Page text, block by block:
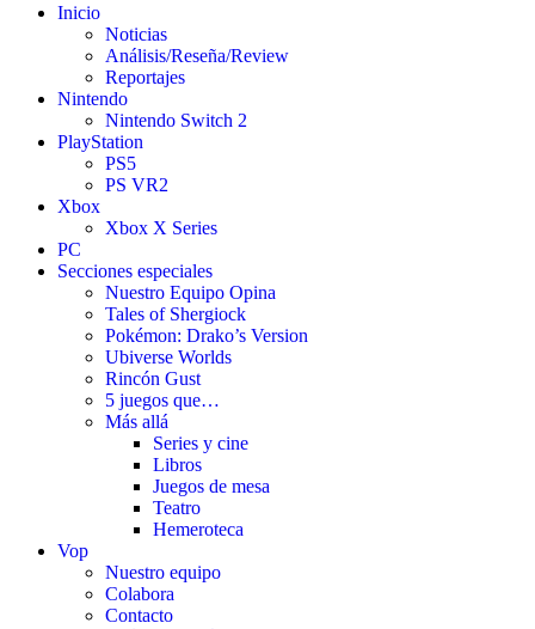
Inicio
Noticias
Análisis/Reseña/Review
Reportajes
Nintendo
Nintendo Switch 2
PlayStation
PS5
PS VR2
Xbox
Xbox X Series
PC
Secciones especiales
Nuestro Equipo Opina
Tales of Shergiock
Pokémon: Drako’s Version
Ubiverse Worlds
Rincón Gust
5 juegos que…
Más allá
Series y cine
Libros
Juegos de mesa
Teatro
Hemeroteca
Vop
Nuestro equipo
Colabora
Contacto